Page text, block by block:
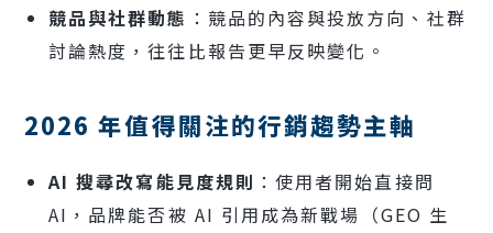
競品與社群動態 ：競品的內容與投放方向、社群
討論熱度，往往比報告更早反映變化。
2026 年值得關注的行銷趨勢主軸
AI 搜尋改寫能見度規則 ：使用者開始直接問
AI，品牌能否被 AI 引用成為新戰場（GEO 生